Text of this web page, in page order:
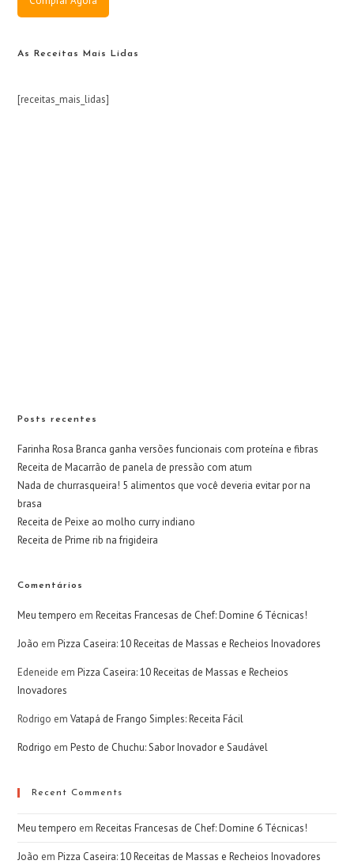
As Receitas Mais Lidas
[receitas_mais_lidas]
Posts recentes
Farinha Rosa Branca ganha versões funcionais com proteína e fibras
Receita de Macarrão de panela de pressão com atum
Nada de churrasqueira! 5 alimentos que você deveria evitar por na
brasa
Receita de Peixe ao molho curry indiano
Receita de Prime rib na frigideira
Comentários
Meu tempero emReceitas Francesas de Chef: Domine 6 Técnicas!
João emPizza Caseira: 10 Receitas de Massas e Recheios Inovadores
Edeneide emPizza Caseira: 10 Receitas de Massas e Recheios
Inovadores
Rodrigo emVatapá de Frango Simples: Receita Fácil
Rodrigo emPesto de Chuchu: Sabor Inovador e Saudável
Recent Comments
Meu tempero emReceitas Francesas de Chef: Domine 6 Técnicas!
João emPizza Caseira: 10 Receitas de Massas e Recheios Inovadores